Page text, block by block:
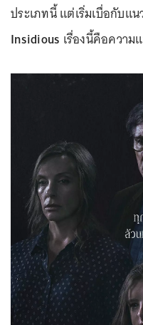
ประเภทนี้ แต่เริ่มเบื่อกับแ
Insidious เรื่องนี้คือควา